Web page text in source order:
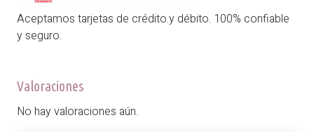
Aceptamos tarjetas de crédito.y débito. 100% confiable
y seguro.
Valoraciones
No hay valoraciones aún.